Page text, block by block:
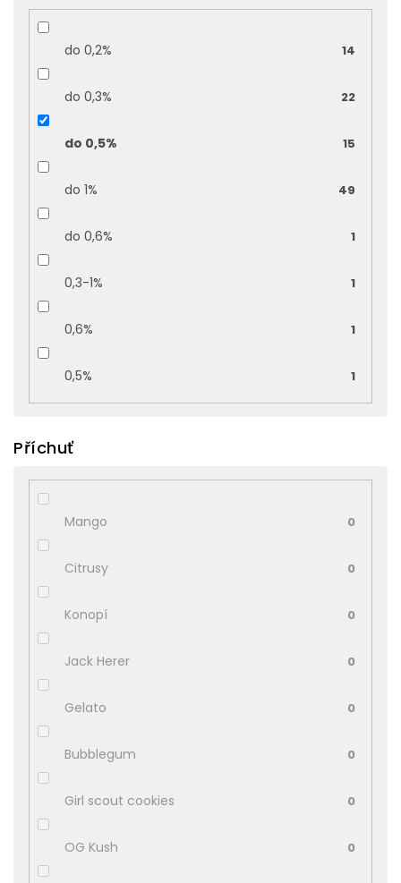
do 0,2% 14
do 0,3% 22
do 0,5% 15
do 1% 49
do 0,6% 1
0,3-1% 1
0,6% 1
0,5% 1
Příchuť
Mango 0
Citrusy 0
Konopí 0
Jack Herer 0
Gelato 0
Bubblegum 0
Girl scout cookies 0
OG Kush 0